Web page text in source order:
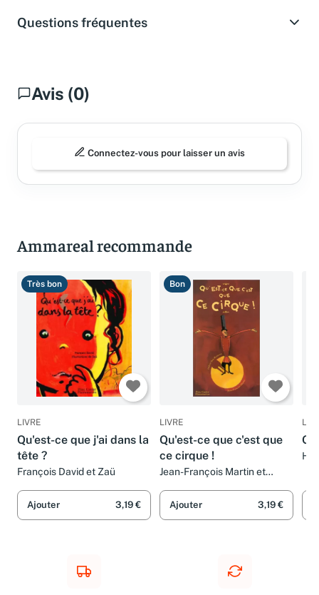
Questions fréquentes
Avis (0)
Connectez-vous pour laisser un avis
Ammareal recommande
Très bon
LIVRE
Qu'est-ce que j'ai dans la
tête ?
François David et Zaü
Ajouter 3,19 €
Bon
LIVRE
Qu'est-ce que c'est que
ce cirque !
Jean-François Martin et
Ajouter 3,19 €